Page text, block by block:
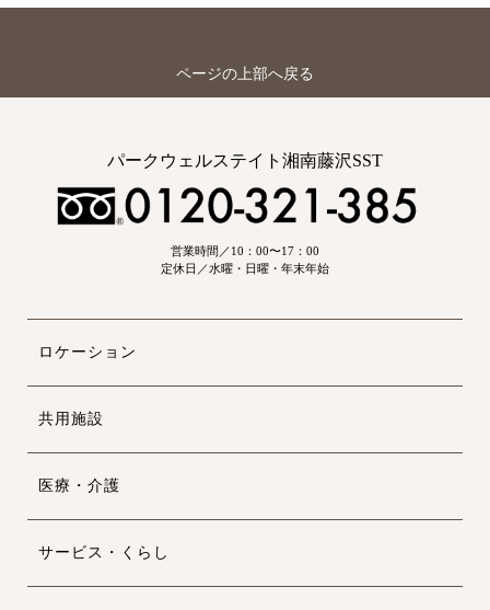
ページの上部へ戻る
パークウェルステイト湘南藤沢SST
営業時間／10：00〜17：00
定休日／水曜・日曜・年末年始
ロケーション
共用施設
医療・介護
サービス・くらし